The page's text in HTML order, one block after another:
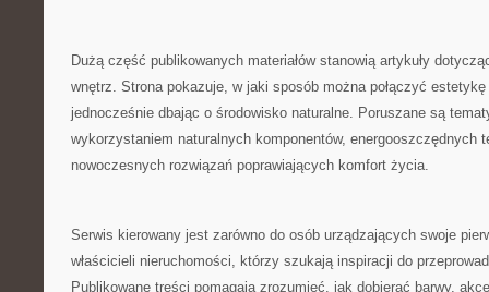
Dużą część publikowanych materiałów stanowią artykuły
wnętrz. Strona pokazuje, w jaki sposób można połączyć
jednocześnie dbając o środowisko naturalne. Poruszane są
wykorzystaniem naturalnych komponentów, energooszczędnych
nowoczesnych rozwiązań poprawiających komfort życia.
Serwis kierowany jest zarówno do osób urządzających swoje
właścicieli nieruchomości, którzy szukają inspiracji do
Publikowane treści pomagają zrozumieć, jak dobierać barwy,